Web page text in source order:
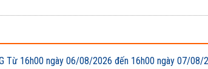
Từ 16h00 ngày 06/08/2026 đến 16h00 ngày 07/08/